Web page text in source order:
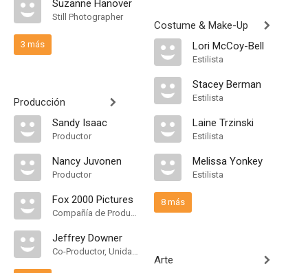
Suzanne Hanover
Still Photographer
3 más
Producción
Sandy Isaac
Productor
Nancy Juvonen
Productor
Fox 2000 Pictures
Compañía de Produccion
Jeffrey Downer
Co-Productor, Unidad de Producción
Costume & Make-Up
Lori McCoy-Bell
Estilista
Stacey Berman
Estilista
Laine Trzinski
Estilista
Melissa Yonkey
Estilista
8 más
Arte